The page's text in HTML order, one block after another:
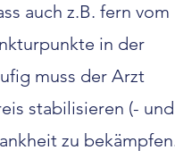
auch z.B. fern vom
in der
muss der Arzt
stabilisieren (- und
zu